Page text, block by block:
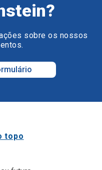
sobre os nossos
topo